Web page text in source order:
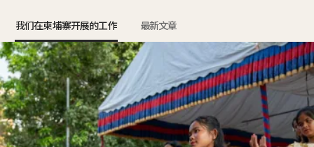
我们在柬埔寨开展的工作 最新文章